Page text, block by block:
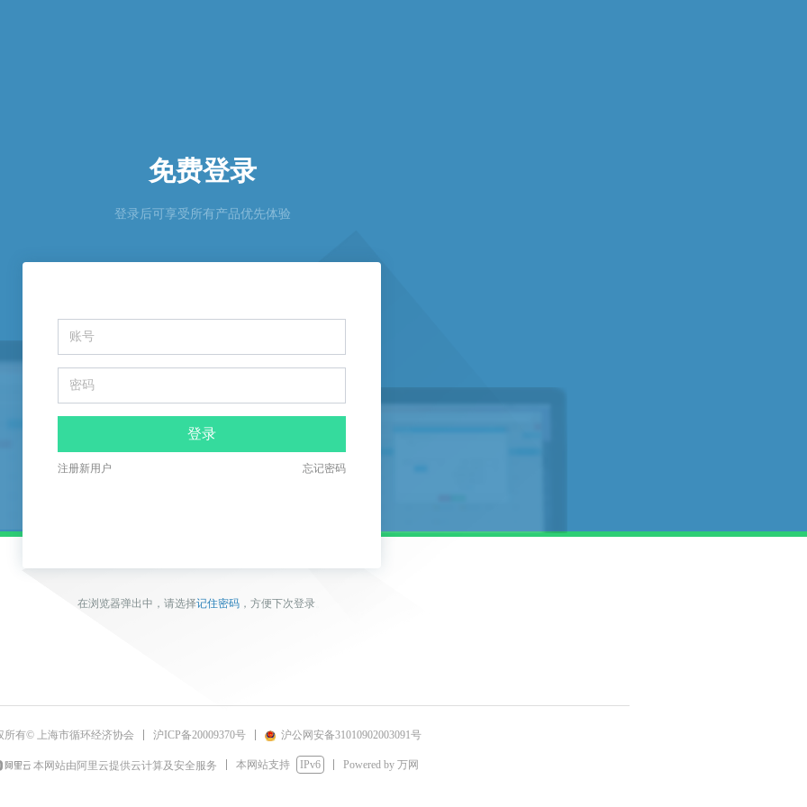
在浏览器弹出中，请选择记住密码，方便下次登录。
登录
忘记密码
注册新用户
免费登录
登录后可享受所有产品优先体验
所有© 上海市循环经济协会 沪ICP备20009370号 沪公网安备31010902003091号
本网站由阿里云提供云计算及安全服务 本网站支持 IPv6 Powered by 万网